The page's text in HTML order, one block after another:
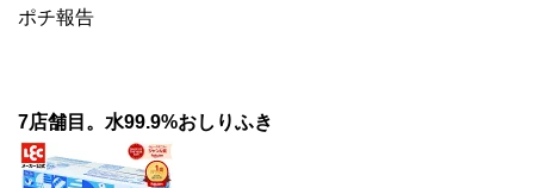
ポチ報告
7店舗目。水99.9%おしりふき